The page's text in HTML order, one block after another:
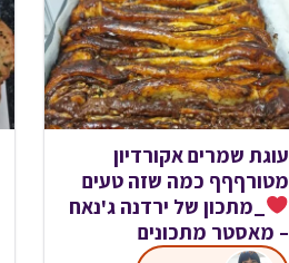
עוגת שמרים אקורדיון
מטורףףף כמה שזה טעים
_מתכון של ירדנה ג'נאח
– מאסטר מתכונים